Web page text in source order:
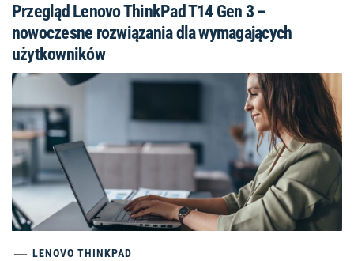
Przegląd Lenovo ThinkPad T14 Gen 3 –
nowoczesne rozwiązania dla wymagających
użytkowników
LENOVO THINKPAD